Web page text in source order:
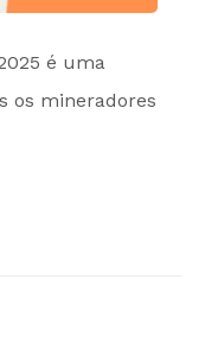
é uma
os mineradores